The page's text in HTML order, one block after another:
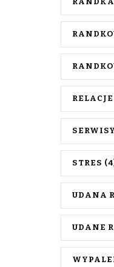
RELACJE
STRES
UDANA
UDANE